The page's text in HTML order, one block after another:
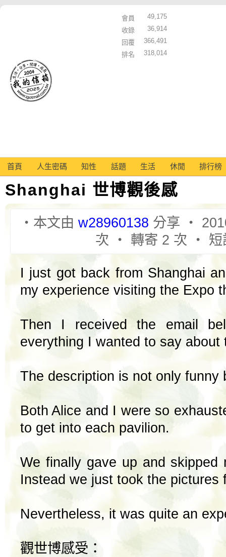
會員
49,175
收錄
36,914
回覆
366,491
排名
318,014
首頁 人生密碼 知性 話題 生活 休閒 排行榜
Shanghai 世博觀後感
‧本文由 w28960138 分享 ‧
次 ‧ 轉寄 2 次 ‧
I just got back from Shanghai
my experience visiting the Expo
Then I received the email
everything I wanted to say about
The description is not only funny
Both Alice and I were so
to get into each pavilion.
We finally gave up and skipped
Instead we just took the pictures
Nevertheless, it was quite an
觀世博感受：